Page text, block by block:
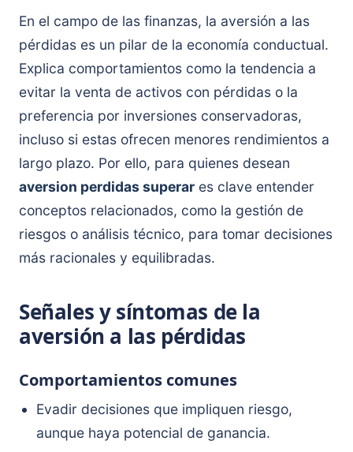
En el campo de las finanzas, la aversión a las
pérdidas es un pilar de la economía conductual.
Explica comportamientos como la tendencia a
evitar la venta de activos con pérdidas o la
preferencia por inversiones conservadoras,
incluso si estas ofrecen menores rendimientos a
largo plazo. Por ello, para quienes desean
aversion perdidas superar es clave entender
conceptos relacionados, como la gestión de
riesgos o análisis técnico, para tomar decisiones
más racionales y equilibradas.
Señales y síntomas de la
aversión a las pérdidas
Comportamientos comunes
Evadir decisiones que impliquen riesgo,
aunque haya potencial de ganancia.